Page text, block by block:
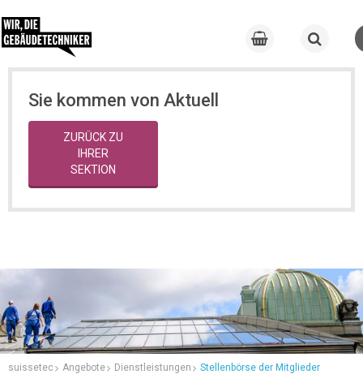
Sie kommen von Aktuell
ZURÜCK ZU
IHRER
SEKTION
suissetec Angebote Dienstleistungen Stellenbörse der Mitglieder